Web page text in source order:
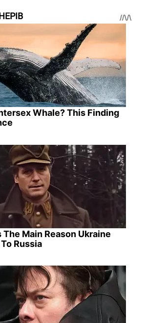
Whale? This Finding
Main Reason Ukraine
Russia